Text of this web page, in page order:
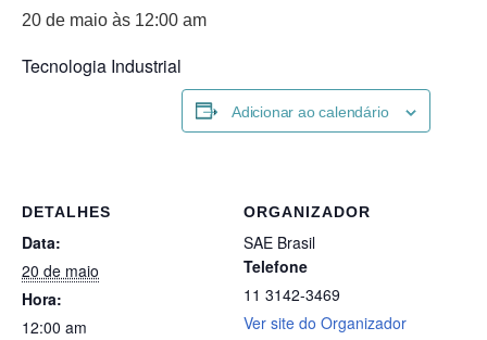
20 de maio às 12:00 am
Tecnologia Industrial
Adicionar ao calendário
DETALHES
Data:
20 de maio
Hora:
12:00 am
ORGANIZADOR
SAE Brasil
Telefone
11 3142-3469
Ver site do Organizador